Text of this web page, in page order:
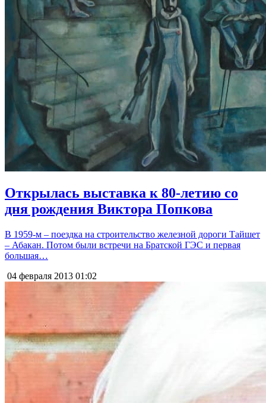
Открылась выставка к 80-летию со
дня рождения Виктора Попкова
В 1959-м – поездка на строительство железной дороги Тайшет
– Абакан. Потом были встречи на Братской ГЭС и первая
большая…
04 февраля 2013 01:02